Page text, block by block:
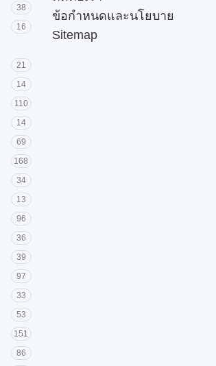
38
16
21
14
110
14
69
168
34
13
96
36
39
97
33
53
151
86
ข้อกำหนดและนโยบาย
Sitemap